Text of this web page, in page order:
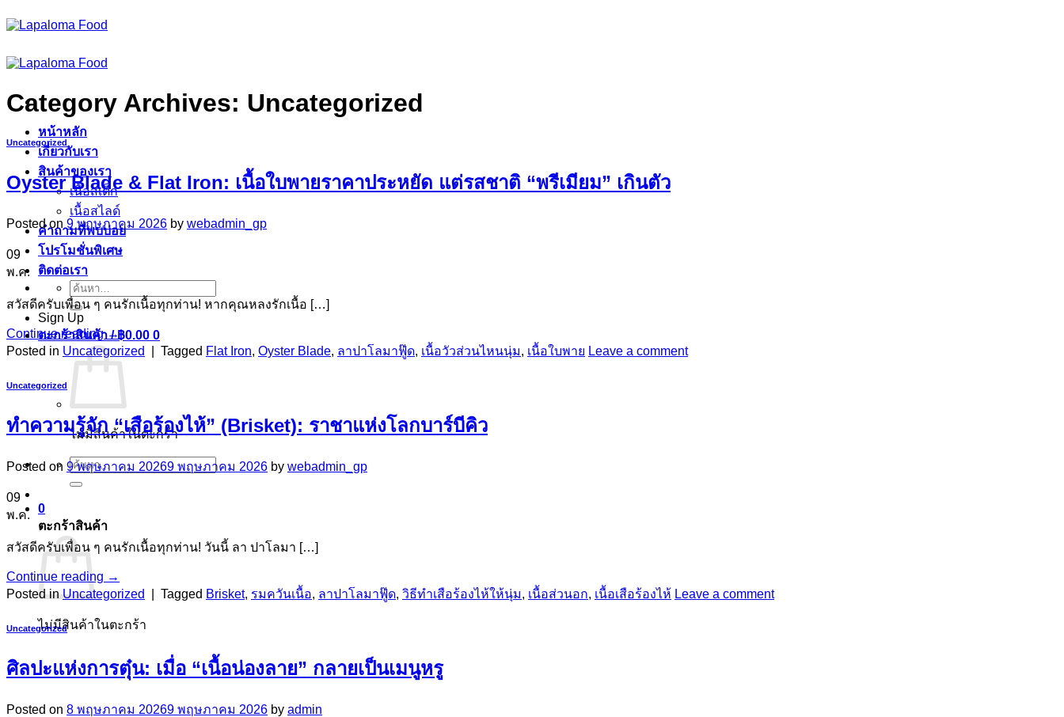
ข้าม
ไป
ยัง
หน้าหลัก
เกี่ยวกับเรา
สินค้าของเรา
เนื้อสเต็ก
เนื้อสไลด์
คำถามที่พบบ่อย
โปรโมชั่นพิเศษ
ติดต่อเรา
ค้นหา:
Sign Up
ตะกร้าสินค้า /฿0.00 0
ไม่มีสินค้าในตะกร้า
ค้นหา:
0
ตะกร้าสินค้า
ไม่มีสินค้าในตะกร้า
Category Archives: Uncategorized
Uncategorized
Oyster Blade & Flat Iron: เนื้อใบพายราคาประหยัด แต่รสชาติ “พรีเมียม” เกินตัว
Posted on 9 พฤษภาคม 2026 by webadmin_gp
09
พ.ค.
สวัสดีครับเพื่อน ๆ คนรักเนื้อทุกท่าน! หากคุณหลงรักเนื้อ […]
Continue reading→
Posted in Uncategorized Tagged Flat Iron, Oyster Blade, ลาปาโลมาฟู๊ด, เนื้อวัวส่วนไหนนุ่ม, เนื้อใบพาย Leave a comment
Uncategorized
ทำความรู้จัก “เสือร้องไห้” (Brisket): ราชาแห่งโลกบาร์บีคิว
Posted on 9 พฤษภาคม 20269 พฤษภาคม 2026 by webadmin_gp
09
พ.ค.
สวัสดีครับเพื่อน ๆ คนรักเนื้อทุกท่าน! วันนี้ ลา ปาโลมา […]
Continue reading →
Posted inUncategorized Tagged Brisket, รมควันเนื้อ, ลาปาโลมาฟู๊ด, วิธีทำเสือร้องไห้ให้นุ่ม, เนื้อส่วนอก, เนื้อเสือร้องไห้ Leave a comment
Uncategorized
ศิลปะแห่งการตุ๋น: เมื่อ “เนื้อน่องลาย” กลายเป็นเมนูหรู
Posted on 8 พฤษภาคม 20269 พฤษภาคม 2026 by admin